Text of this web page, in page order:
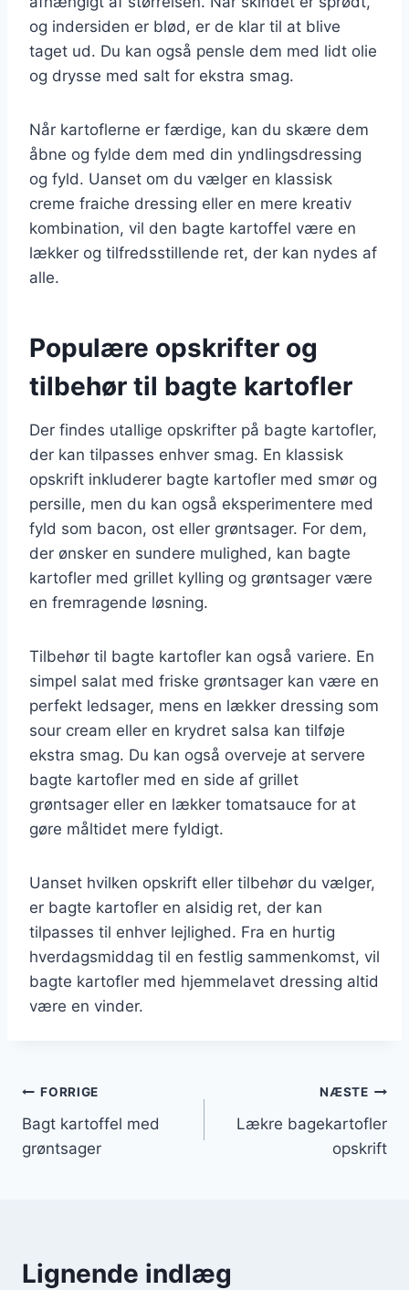
og indersiden er blød, er de klar til at blive
taget ud. Du kan også pensle dem med lidt olie
og drysse med salt for ekstra smag.
Når kartoflerne er færdige, kan du skære dem
åbne og fylde dem med din yndlingsdressing
og fyld. Uanset om du vælger en klassisk
creme fraiche dressing eller en mere kreativ
kombination, vil den bagte kartoffel være en
lækker og tilfredsstillende ret, der kan nydes af
alle.
Populære opskrifter og
tilbehør til bagte kartofler
Der findes utallige opskrifter på bagte kartofler,
der kan tilpasses enhver smag. En klassisk
opskrift inkluderer bagte kartofler med smør og
persille, men du kan også eksperimentere med
fyld som bacon, ost eller grøntsager. For dem,
der ønsker en sundere mulighed, kan bagte
kartofler med grillet kylling og grøntsager være
en fremragende løsning.
Tilbehør til bagte kartofler kan også variere. En
simpel salat med friske grøntsager kan være en
perfekt ledsager, mens en lækker dressing som
sour cream eller en krydret salsa kan tilføje
ekstra smag. Du kan også overveje at servere
bagte kartofler med en side af grillet
grøntsager eller en lækker tomatsauce for at
gøre måltidet mere fyldigt.
Uanset hvilken opskrift eller tilbehør du vælger,
er bagte kartofler en alsidig ret, der kan
tilpasses til enhver lejlighed. Fra en hurtig
hverdagsmiddag til en festlig sammenkomst, vil
bagte kartofler med hjemmelavet dressing altid
være en vinder.
Indlægsnavigation
FORRIGE
Bagt kartoffel med
grøntsager
NÆSTE
Lækre bagekartofler
opskrift
Lignende indlæg